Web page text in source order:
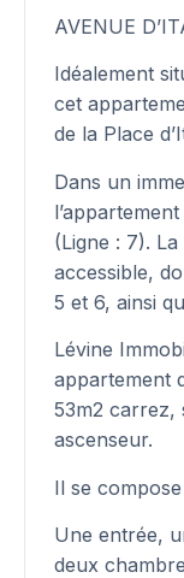
AVENUE
Idéalement
cet
de la Place
Dans un
(Ligne : 7).
accessible,
5 et 6, ainsi
Lévine
appartement
53m2 carrez,
ascenseur.
Il se
Une entrée,
deux